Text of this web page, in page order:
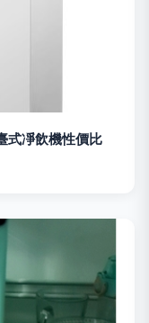
凈飲機性價比